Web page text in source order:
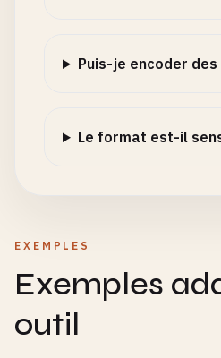
Puis-je encoder
Le format est-il
EXEMPLES
Exemples
outil